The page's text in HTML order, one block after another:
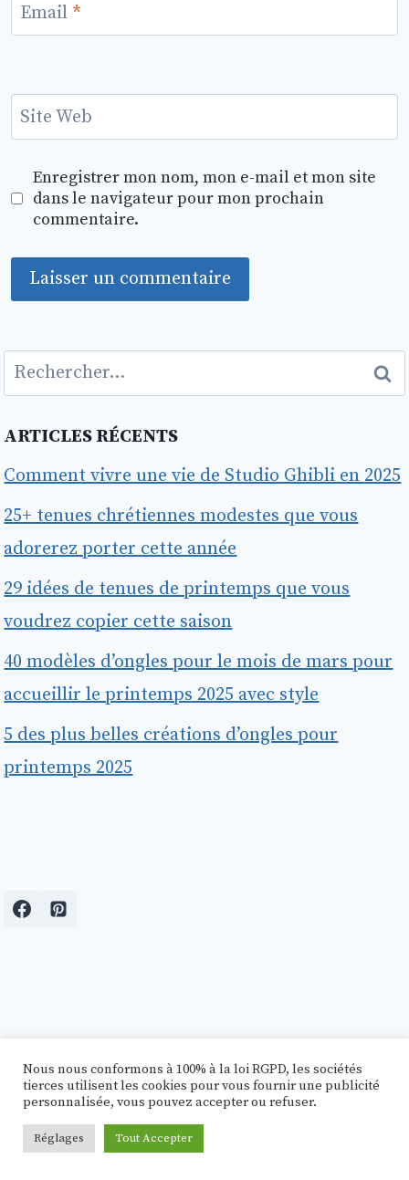
Email *
Site Web
Enregistrer mon nom, mon e-mail et mon site
dans le navigateur pour mon prochain
commentaire.
Rechercher :
ARTICLES RÉCENTS
Comment vivre une vie de Studio Ghibli en 2025
25+ tenues chrétiennes modestes que vous
adorerez porter cette année
29 idées de tenues de printemps que vous
voudrez copier cette saison
40 modèles d’ongles pour le mois de mars pour
accueillir le printemps 2025 avec style
5 des plus belles créations d’ongles pour
printemps 2025
ANIME
Au Travail
CITATIONS
Nous nous conformons à 100% à la loi RGPD, les sociétés
tierces utilisent les cookies pour vous fournir une publicité
personnalisée, vous pouvez accepter ou refuser.
Réglages Tout Accepter